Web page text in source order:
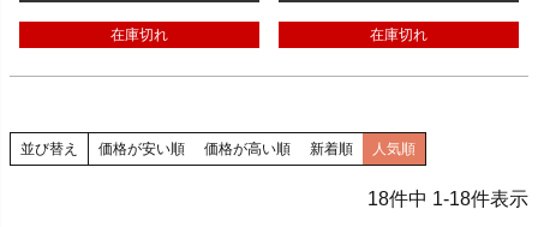
在庫切れ 在庫切れ
並び替え 価格が安い順 価格が高い順 新着順 人気順
18件中 1-18件表示